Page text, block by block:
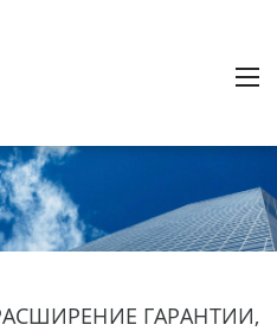
ГАРАНТИИ,